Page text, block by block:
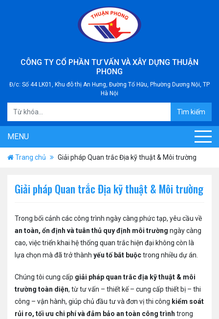
CÔNG TY CỔ PHẦN TƯ VẤN VÀ XÂY DỰNG THUẬN
PHONG
Đ/c: Số 44 LK01, Khu đô thị An Hưng, Đường Tố Hữu, Phường Dương Nội, TP
Hà Nội
Tìm kiếm
MENU
Trang chủ Giải pháp Quan trắc Địa kỹ thuật & Môi trường
Giải pháp Quan trắc Địa kỹ thuật & Môi trường
Trong bối cảnh các công trình ngày càng phức tạp, yêu cầu về
an toàn, ổn định và tuân thủ quy định môi trường ngày càng
cao, việc triển khai hệ thống quan trắc hiện đại không còn là
lựa chọn mà đã trở thành yếu tố bắt buộctrong nhiều dự án.
Chúng tôi cung cấp giải pháp quan trắc địa kỹ thuật & môi
trường toàn diện, từ tư vấn – thiết kế – cung cấp thiết bị – thi
công – vận hành, giúp chủ đầu tư và đơn vị thi công kiểm soát
rủi ro, tối ưu chi phí và đảm bảo an toàn công trình trong